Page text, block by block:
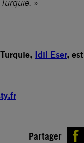
»
Idil Eser,
Partager